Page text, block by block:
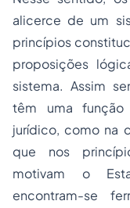
alicerce de um
princípios
proposições
sistema. Assim
têm uma função
jurídico, como na
que nos
motivam o
encontram-se